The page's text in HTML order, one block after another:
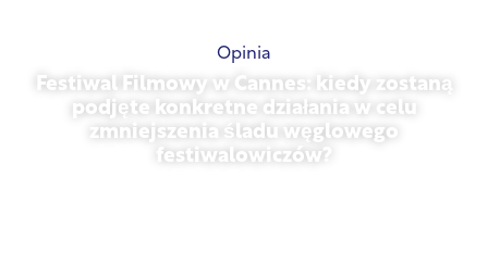
Opinia
Festiwal Filmowy w Cannes: kiedy zostaną
podjęte konkretne działania w celu
zmniejszenia śladu węglowego
festiwalowiczów?